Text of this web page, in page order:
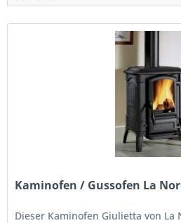
Kaminofen / Gussofen La
Dieser Kaminofen Giulietta von